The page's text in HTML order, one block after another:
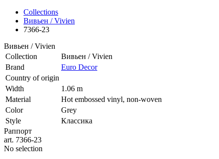
Collections
Вивьен / Vivien
7366-23
Вивьен / Vivien
Collection
Вивьен / Vivien
Brand
Euro Decor
Country of origin
Width
1.06 m
Material
Hot embossed vinyl, non-woven
Color
Grey
Style
Классика
Раппорт
art. 7366-23
No selection